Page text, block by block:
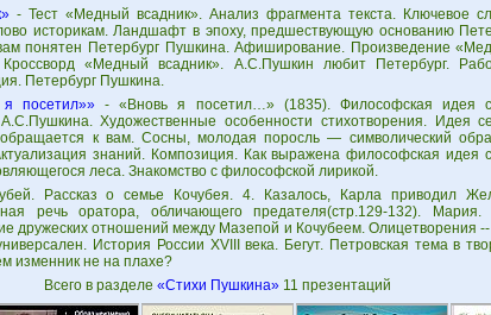
- Тест «Медный всадник». Анализ фрагмента текста. Ключевое
историкам. Ландшафт в эпоху, предшествующую основанию
понятен Петербург Пушкина. Афиширование. Произведение
Кроссворд «Медный всадник». А.С.Пушкин любит Петербург.
Петербург Пушкина.
посетил»» - «Вновь я посетил…» (1835). Философская идея
Художественные особенности стихотворения. Идея
к вам. Сосны, молодая поросль — символический
знаний. Композиция. Как выражена философская идея
леса. Знакомство с философской лирикой.
Рассказ о семье Кочубея. 4. Казалось, Карла приводил
речь оратора, обличающего предателя(стр.129-132).
дружеских отношений между Мазепой и Кочубеем. Олицетворения
История России XVIII века. Бегут. Петровская тема в
изменник не на плахе?
Всего в разделе «Стихи Пушкина» 11 презентаций